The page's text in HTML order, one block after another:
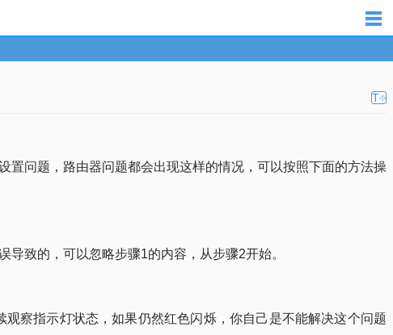
T小
问题，路由器问题都会出现这样的情况，可以按照下面的方法操
致的，可以忽略步骤1的内容，从步骤2开始。
察指示灯状态，如果仍然红色闪烁，你自己是不能解决这个问题